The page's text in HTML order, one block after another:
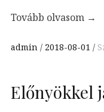
Tovább olvasom →
admin 2018-08-01
Előnyökkel